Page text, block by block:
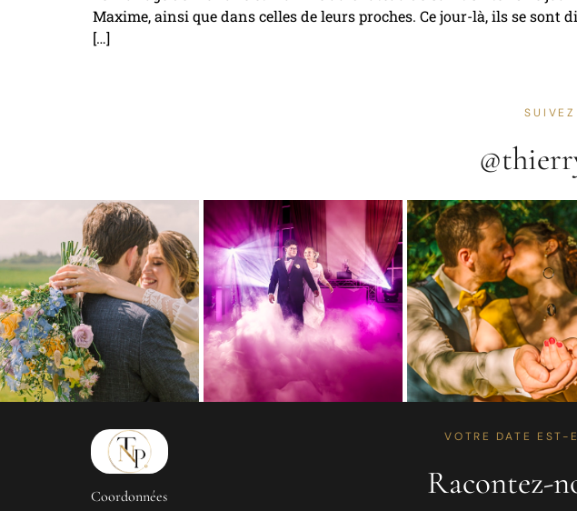
Maxime, ainsi que dans celles de leurs proches. Ce jour-là, ils se
[…]
Coordonnées
VOTRE DATE EST-
Racontez-